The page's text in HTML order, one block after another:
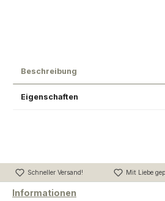
Beschreibung
Eigenschaften
Schneller Versand! Mit Liebe
Informationen